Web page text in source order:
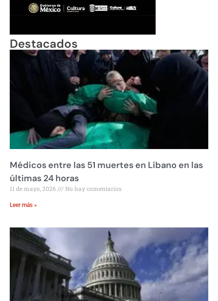
Destacados
Médicos entre las 51 muertes en Líbano en las
últimas 24 horas
11 de mayo, 2026 No hay comentarios
Leer más »